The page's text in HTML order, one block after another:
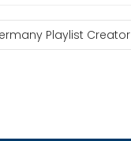
Playlist Creator